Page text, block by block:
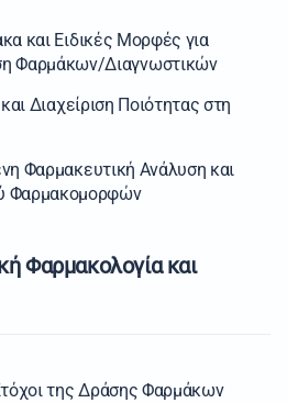
και Eιδικές Mορφές για
Φαρμάκων/Διαγνωστικών
Διαχείριση Ποιότητας στη
Φαρμακευτική Ανάλυση και
Φαρμακομορφών
Φαρμακολογία και
της Δράσης Φαρμάκων